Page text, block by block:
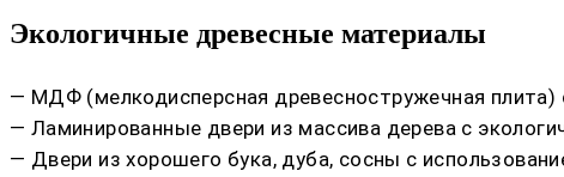
Экологичные древесные материалы
— МДФ (мелкодисперсная древесностружечная
— Ламинированные двери из массива дерева с
— Двери из хорошего бука, дуба, сосны с